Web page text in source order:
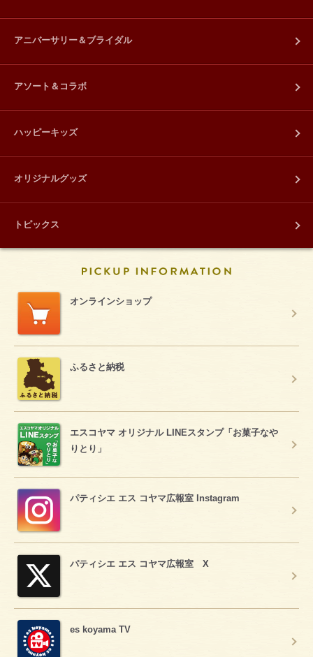
アニバーサリー＆ブライダル
アソート＆コラボ
ハッピーキッズ
オリジナルグッズ
トピックス
オンラインショップ
ふるさと納税
エスコヤマ オリジナル LINEスタンプ「お菓子なや
りとり」
パティシエ エス コヤマ広報室 Instagram
パティシエ エス コヤマ広報室 X
es koyama TV